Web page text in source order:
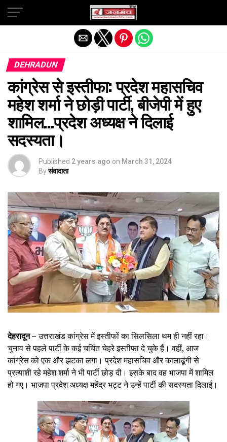
DEHRADUN
कांग्रेस से इस्तीफा: प्रदेश महासचिव
महेश शर्मा ने छोड़ी पार्टी, बीजेपी में हुए
शामिल…प्रदेश अध्यक्ष ने दिलाई
सदस्यता।
Published 2 years ago on March 31, 2024
Byसंवादाता
देहरादून –उत्तराखंड कांग्रेस में इस्तीफों का सिलसिला थम ही नहीं रहा।
चुनाव से पहले पार्टी के कई चर्चित चेहरे इस्तीफा दे चुके हैं। वहीं, आज
कांग्रेस को एक और झटका लगा। प्रदेश महासचिव और कालाढूंगी से
प्रत्याशी रहे महेश शर्मा ने भी पार्टी छोड़ दी। इसके बाद वह भाजपा में शामिल
हो गए। भाजपा प्रदेश अध्यक्ष महेंद्र भट्ट ने उन्हें पार्टी की सदस्यता दिलाई।
Exit mobile version